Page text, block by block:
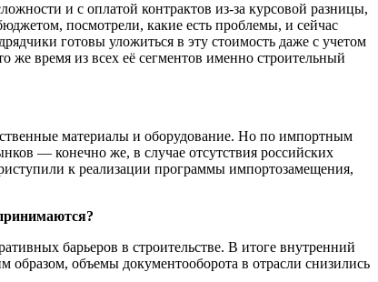
и с оплатой контрактов из-за курсовой разницы,
посмотрели, какие есть проблемы, и сейчас
готовы уложиться в эту стоимость даже с учетом
же время из всех её сегментов именно строительный
материалы и оборудование. Но по импортным
— конечно же, в случае отсутствия российских
к реализации программы импортозамещения,
барьеров в строительстве. В итоге внутренний
образом, объемы документооборота в отрасли снизились